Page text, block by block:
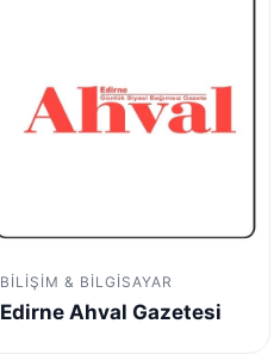
BILIŞIM & BILGISAYAR
Edirne Ahval Gazetesi